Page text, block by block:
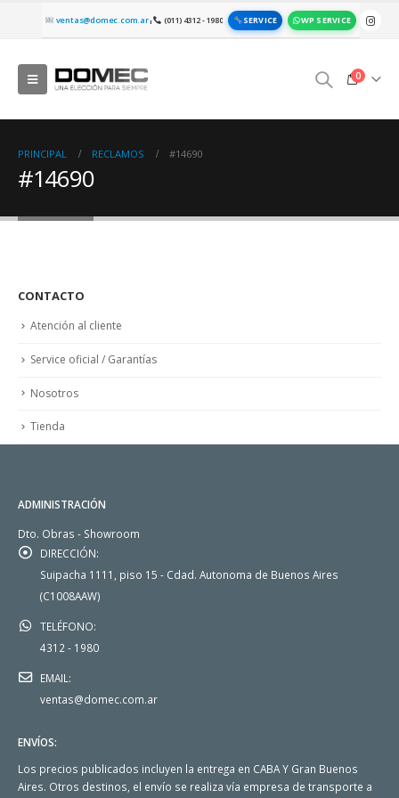
ventas@domec.com.ar| (011) 4312 - 1980 SERVICE WP SERVICE
0
PRINCIPAL RECLAMOS #14690
#14690
CONTACTO
Atención al cliente
Service oficial / Garantías
Nosotros
Tienda
ADMINISTRACIÓN
Dto. Obras - Showroom
DIRECCIÓN:
Suipacha 1111, piso 15 - Cdad. Autonoma de Buenos Aires
(C1008AAW)
TELÉFONO:
4312 - 1980
EMAIL:
ventas@domec.com.ar
ENVÍOS:
Los precios publicados incluyen la entrega en CABA Y Gran Buenos
Aires. Otros destinos, el envío se realiza vía empresa de transporte a